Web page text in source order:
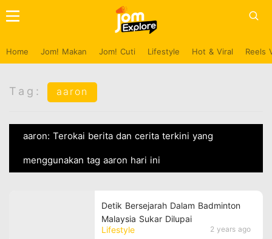
Home Jom! Makan Jom! Cuti Lifestyle Hot & Viral Reels
Tag: aaron
aaron: Terokai berita dan cerita terkini yang
menggunakan tag aaron hari ini
Lifestyle 2 years ago
Detik Bersejarah Dalam Badminton
Malaysia Sukar Dilupai